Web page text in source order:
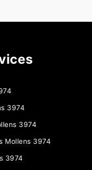
3974
3974
Mollens 3974
3974